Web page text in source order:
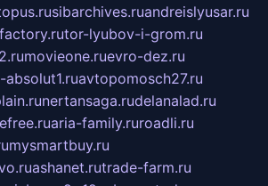
sibarchives.ruandreislyusar.ru
tor-lyubov-i-grom.ru
movieone.ruevro-dez.ru
absolut1.ruavtopomosch27.ru
nertansaga.rudelanalad.ru
aria-family.ruroadli.ru
mysmartbuy.ru
ashanet.rutrade-farm.ru